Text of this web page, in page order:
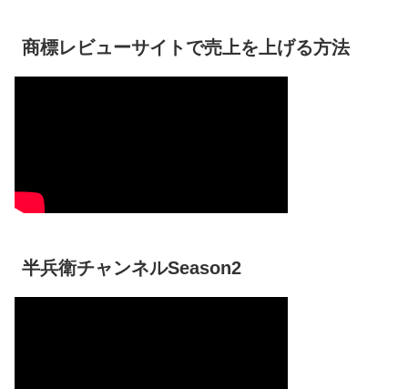
商標レビューサイトで売上を上げる方法
半兵衛チャンネルSeason2